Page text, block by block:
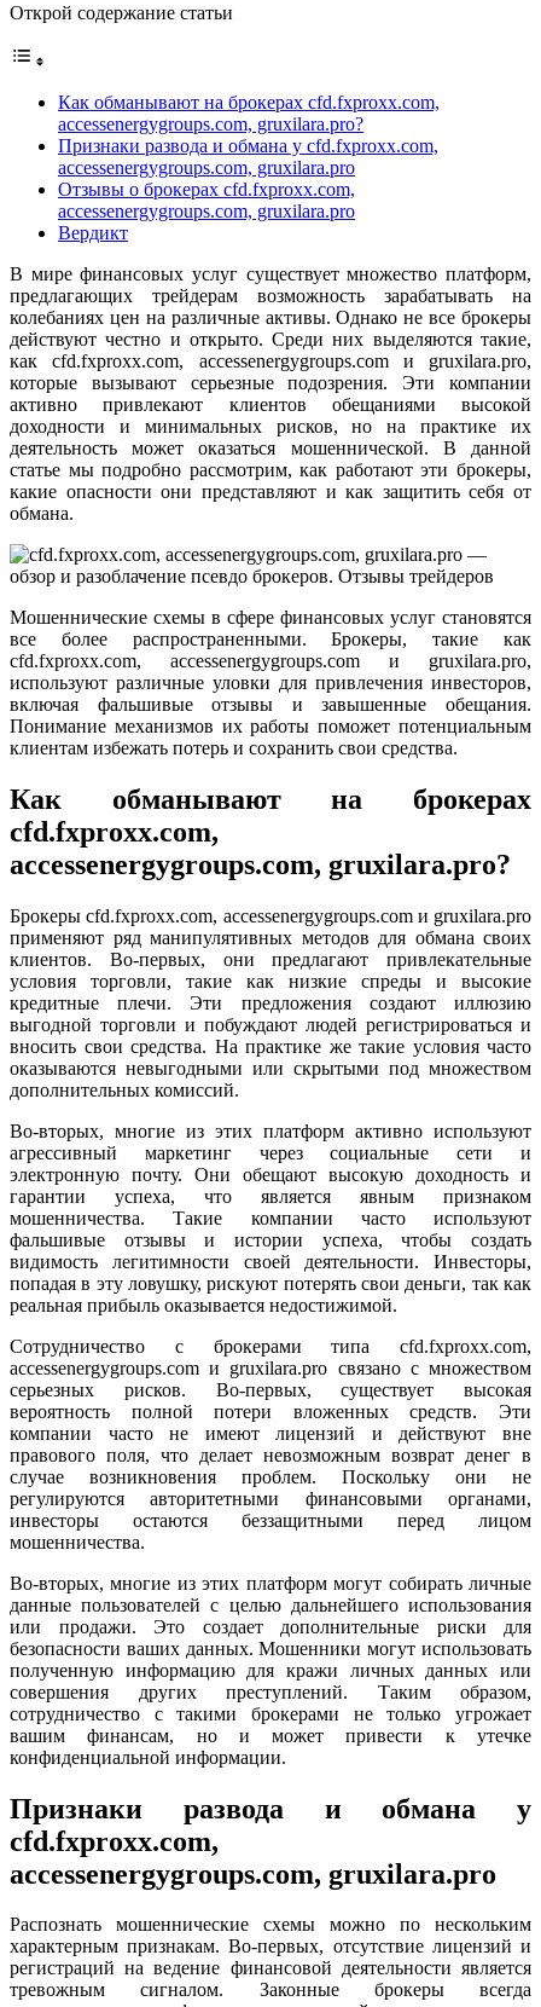
Открой содержание статьи
Как обманывают на брокерах cfd.fxproxx.com,
accessenergygroups.com, gruxilara.pro?
Признаки развода и обмана у cfd.fxproxx.com,
accessenergygroups.com, gruxilara.pro
Отзывы о брокерах cfd.fxproxx.com,
accessenergygroups.com, gruxilara.pro
Вердикт
В мире финансовых услуг существует множество платформ,
предлагающих трейдерам возможность зарабатывать на
колебаниях цен на различные активы. Однако не все брокеры
действуют честно и открыто. Среди них выделяются такие,
как cfd.fxproxx.com, accessenergygroups.com и gruxilara.pro,
которые вызывают серьезные подозрения. Эти компании
активно привлекают клиентов обещаниями высокой
доходности и минимальных рисков, но на практике их
деятельность может оказаться мошеннической. В данной
статье мы подробно рассмотрим, как работают эти брокеры,
какие опасности они представляют и как защитить себя от
обмана.
Мошеннические схемы в сфере финансовых услуг становятся
все более распространенными. Брокеры, такие как
cfd.fxproxx.com, accessenergygroups.com и gruxilara.pro,
используют различные уловки для привлечения инвесторов,
включая фальшивые отзывы и завышенные обещания.
Понимание механизмов их работы поможет потенциальным
клиентам избежать потерь и сохранить свои средства.
Как обманывают на брокерах
cfd.fxproxx.com,
accessenergygroups.com, gruxilara.pro?
Брокеры cfd.fxproxx.com, accessenergygroups.com и gruxilara.pro
применяют ряд манипулятивных методов для обмана своих
клиентов. Во-первых, они предлагают привлекательные
условия торговли, такие как низкие спреды и высокие
кредитные плечи. Эти предложения создают иллюзию
выгодной торговли и побуждают людей регистрироваться и
вносить свои средства. На практике же такие условия часто
оказываются невыгодными или скрытыми под множеством
дополнительных комиссий.
Во-вторых, многие из этих платформ активно используют
агрессивный маркетинг через социальные сети и
электронную почту. Они обещают высокую доходность и
гарантии успеха, что является явным признаком
мошенничества. Такие компании часто используют
фальшивые отзывы и истории успеха, чтобы создать
видимость легитимности своей деятельности. Инвесторы,
попадая в эту ловушку, рискуют потерять свои деньги, так как
реальная прибыль оказывается недостижимой.
Сотрудничество с брокерами типа cfd.fxproxx.com,
accessenergygroups.com и gruxilara.pro связано с множеством
серьезных рисков. Во-первых, существует высокая
вероятность полной потери вложенных средств. Эти
компании часто не имеют лицензий и действуют вне
правового поля, что делает невозможным возврат денег в
случае возникновения проблем. Поскольку они не
регулируются авторитетными финансовыми органами,
инвесторы остаются беззащитными перед лицом
мошенничества.
Во-вторых, многие из этих платформ могут собирать личные
данные пользователей с целью дальнейшего использования
или продажи. Это создает дополнительные риски для
безопасности ваших данных. Мошенники могут использовать
полученную информацию для кражи личных данных или
совершения других преступлений. Таким образом,
сотрудничество с такими брокерами не только угрожает
вашим финансам, но и может привести к утечке
конфиденциальной информации.
Признаки развода и обмана у
cfd.fxproxx.com,
accessenergygroups.com, gruxilara.pro
Распознать мошеннические схемы можно по нескольким
характерным признакам. Во-первых, отсутствие лицензий и
регистраций на ведение финансовой деятельности является
тревожным сигналом. Законные брокеры всегда